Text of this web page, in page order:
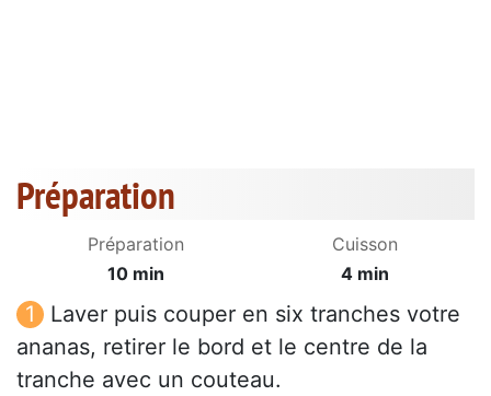
Préparation
Préparation
10 min
Cuisson
4 min
Laver puis couper en six tranches votre
ananas, retirer le bord et le centre de la
tranche avec un couteau.